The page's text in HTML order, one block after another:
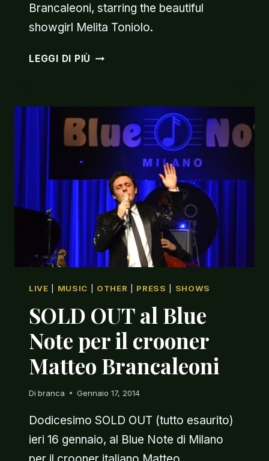
Brancaleoni, starring the beautiful
showgirl Melita Toniolo.
LEGGI DI PIÙ NEW
MELITA
TONIOLO
LIVE MUSIC OTHER PRESS SHOWS
SOLD OUT al Blue
Note per il crooner
Matteo Brancaleoni
Di branca Gennaio 17, 2014
Dodicesimo SOLD OUT (tutto esaurito)
ieri 16 gennaio, al Blue Note di Milano